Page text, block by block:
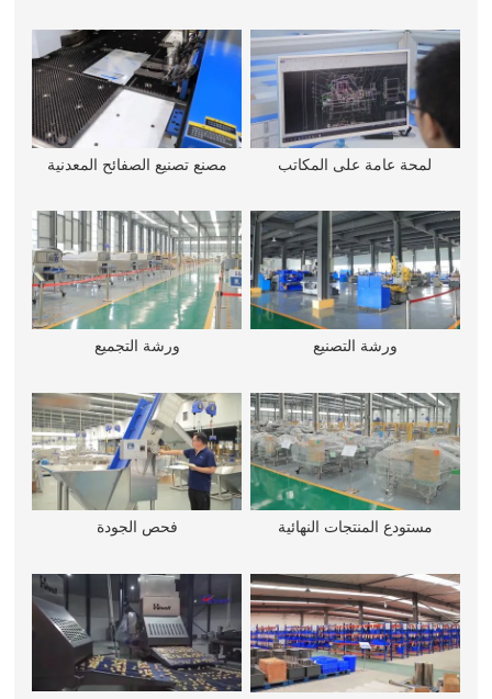
لمحة عامة على المكاتب مصنع تصنيع الصفائح المعدنية
ورشة التصنيع ورشة التجميع
مستودع المنتجات النهائية فحص الجودة